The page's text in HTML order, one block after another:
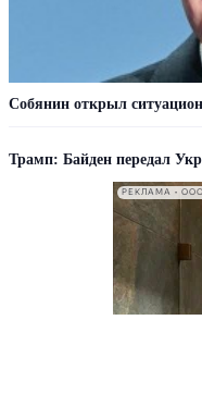
Собянин открыл
Трамп: Байден передал